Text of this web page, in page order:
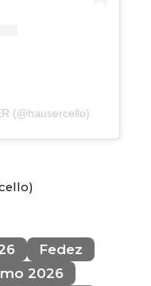
(@hausercello)
Fedez
2026